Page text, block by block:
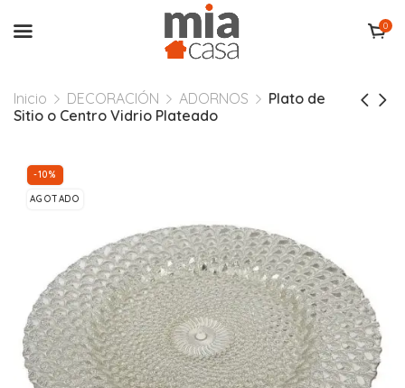
0
Inicio DECORACIÓN ADORNOS
Plato de
Sitio o Centro Vidrio Plateado
-10%
AGOTADO